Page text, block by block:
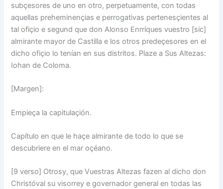
subçesores de uno en otro, perpetuamente, con todas
aquellas preheminençias e perrogativas pertenesçientes al
tal ofiçio e segund que don Alonso Enrríques vuestro [sic]
almirante mayor de Castilla e los otros predeçesores en el
dicho ofiçio lo tenían en sus distritos. Plaze a Sus Altezas:
Iohan de Coloma.
[Margen]:
Empieça la capitulaçión.
Capítulo en que le haçe almirante de todo lo que se
descubriere en el mar oçéano.
[9 verso] Otrosy, que Vuestras Altezas fazen al dicho don
Christóval su visorrey e governador general en todas las